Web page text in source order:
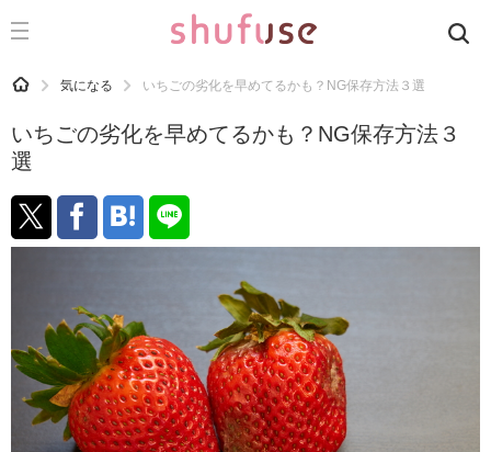
CATEGORY 記事カテゴリ
洗濯
生活の知恵
掃除
マナー
趣味
食材辞典
HOME 気になる いちごの劣化を早めてるかも？NG保存方法３選
いちごの劣化を早めてるかも？NG保存方法３
選